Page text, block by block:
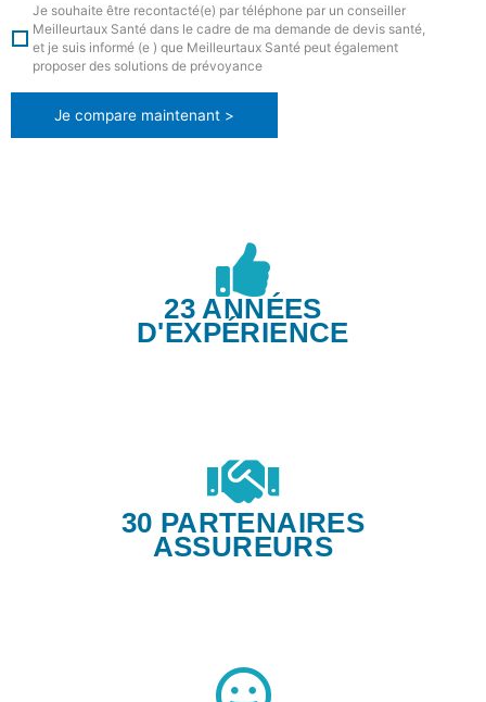
Je souhaite être recontacté(e) par téléphone par un conseiller
Meilleurtaux Santé dans le cadre de ma demande de devis santé,
et je suis informé (e ) que Meilleurtaux Santé peut également
proposer des solutions de prévoyance
Je compare maintenant >
23 ANNÉES
D'EXPÉRIENCE
30 PARTENAIRES
ASSUREURS